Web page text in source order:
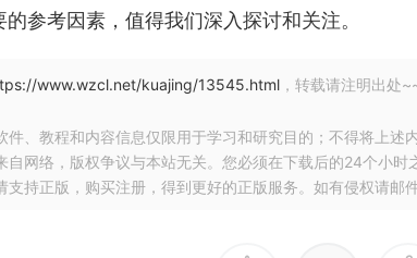
参考因素，值得我们深入探讨和关注。
www.wzcl.net/kuajing/13545.html ，转载请注明出处
件、教程和内容信息仅限用于学习和研究目的；不得将上述
自网络，版权争议与本站无关。您必须在下载后的24个小
支持正版，购买注册，得到更好的正版服务。如有侵权请邮